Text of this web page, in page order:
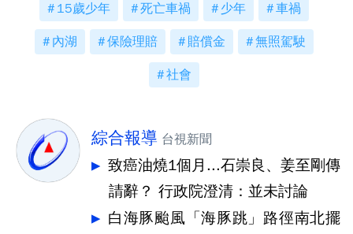
15歲少年 死亡車禍 少年 車禍
內湖 保險理賠 賠償金 無照駕駛
社會
綜合報導 台視新聞
致癌油燒1個月...石崇良、姜至剛傳
請辭？ 行政院澄清：並未討論
白海豚颱風「海豚跳」路徑南北擺